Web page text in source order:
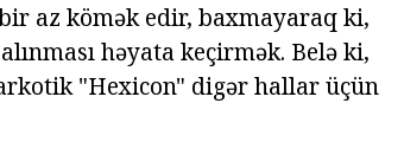
az kömək edir, baxmayaraq ki,
həyata keçirmək. Belə ki,
"Hexicon" digər hallar üçün